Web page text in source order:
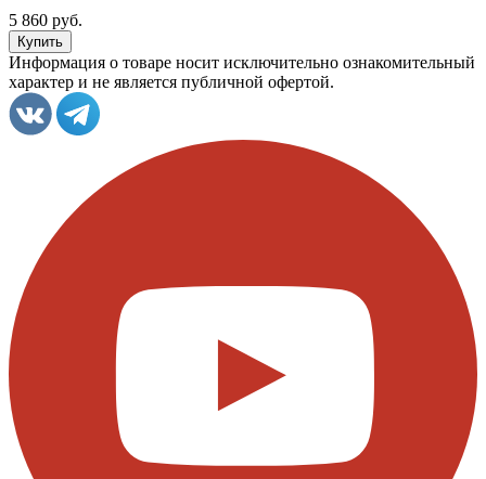
5 860 руб.
Информация о товаре носит исключительно ознакомительный
характер и не является публичной офертой.